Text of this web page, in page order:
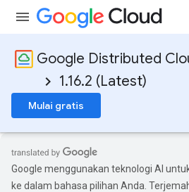
Google Distributed
1.16.2 (Latest)
Mulai gratis
Google menggunakan teknologi AI
ke dalam bahasa pilihan Anda.